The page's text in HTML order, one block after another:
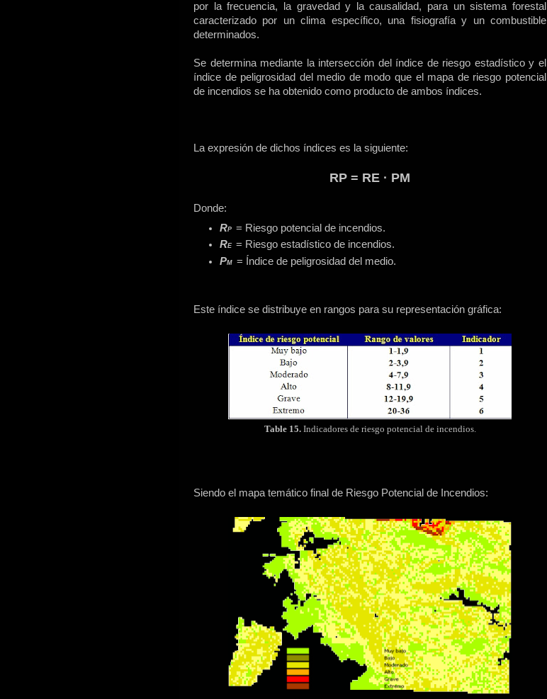
por la frecuencia, la gravedad y la causalidad, para un sistema forestal
caracterizado por un clima específico, una fisiografía y un combustible
determinados.
Se determina mediante la intersección del índice de riesgo estadístico y el
índice de peligrosidad del medio de modo que el mapa de riesgo potencial
de incendios se ha obtenido como producto de ambos índices.
La expresión de dichos índices es la siguiente:
RP = RE · PM
Donde:
RP
= Riesgo potencial de incendios.
RE= Riesgo estadístico de incendios.
PM = Índice de peligrosidad del medio.
Este índice se distribuye en rangos para su representación gráfica:
Table 15.Indicadores de riesgo potencial de incendios.
Siendo el mapa temático final de Riesgo Potencial de Incendios: